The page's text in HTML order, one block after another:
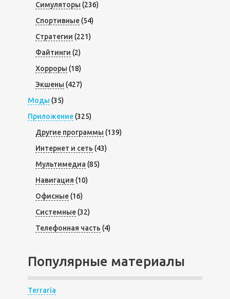
Симуляторы (236)
Спортивные(54)
Стратегии (221)
Файтинги (2)
Хорроры (18)
Экшены (427)
Моды (35)
Приложение(325)
Другие программы (139)
Интернет и сеть (43)
Мультимедиа (85)
Навигация (10)
Офисные(16)
Системные(32)
Телефонная часть (4)
Популярные материалы
Terraria